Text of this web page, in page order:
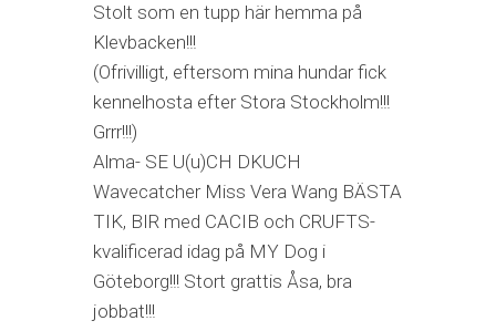
Stolt som en tupp här hemma på
Klevbacken!!!
(Ofrivilligt, eftersom mina hundar fick
kennelhosta efter Stora Stockholm!!!
Grrr!!!)
Alma- SE U(u)CH DKUCH
Wavecatcher Miss Vera Wang BÄSTA
TIK, BIR med CACIB och CRUFTS-
kvalificerad idag på MY Dog i
Göteborg!!! Stort grattis Åsa, bra
jobbat!!!